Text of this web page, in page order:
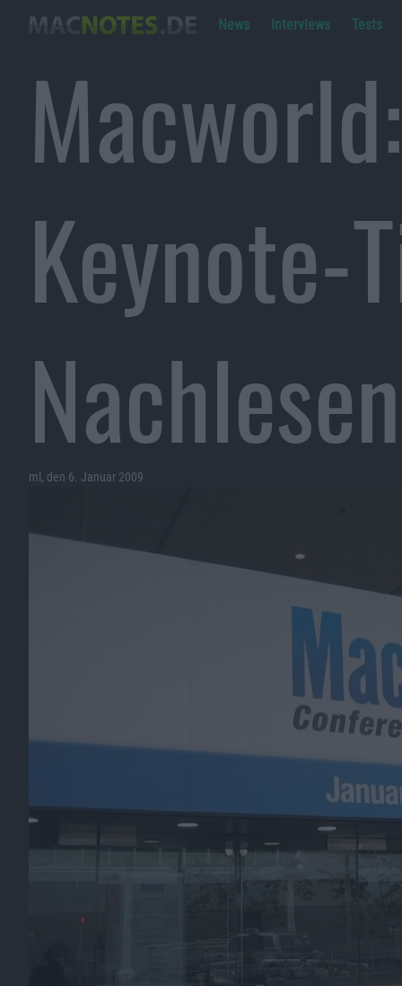
News Interviews Tests
Keynote-
Nachlesen
ml, den 6. Januar 2009